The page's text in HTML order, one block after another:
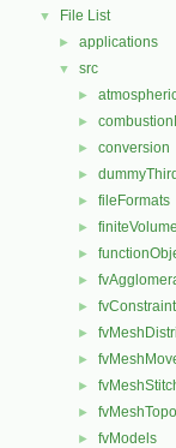
▼ File List
► applications
▼ src
►
►
► conversion
►
► fileFormats
► finiteVolume
►
►
►
►
►
►
►
► fvModels